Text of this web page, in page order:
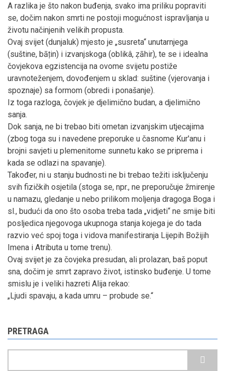
A razlika je što nakon buđenja, svako ima priliku popraviti
se, dočim nakon smrti ne postoji mogućnost ispravljanja u
životu načinjenih velikih propusta.
Ovaj svijet (dunjaluk) mjesto je „susreta“ unutarnjega
(suštine, bāṭin) i izvanjskoga (oblikâ, ẓāhir), te se i idealna
čovjekova egzistencija na ovome svijetu postiže
uravnoteženjem, dovođenjem u sklad: suštine (vjerovanja i
spoznaje) sa formom (obredi i ponašanje).
Iz toga razloga, čovjek je djelimično budan, a djelimično
sanja.
Dok sanja, ne bi trebao biti ometan izvanjskim utjecajima
(zbog toga su i navedene preporuke u časnome Kur'anu i
brojni savjeti u plemenitome sunnetu kako se priprema i
kada se odlazi na spavanje).
Također, ni u stanju budnosti ne bi trebao težiti isključenju
svih fizičkih osjetila (stoga se, npr., ne preporučuje žmirenje
u namazu, gledanje u nebo prilikom moljenja dragoga Boga i
sl., budući da ono što osoba treba tada „vidjeti“ ne smije biti
posljedica njegovoga ukupnoga stanja kojega je do tada
razvio već spoj toga i vidova manifestiranja Lijepih Božijih
Imena i Atributa u tome trenu).
Ovaj svijet je za čovjeka presudan, ali prolazan, baš poput
sna, dočim je smrt zapravo život, istinsko buđenje. U tome
smislu je i veliki hazreti Alija rekao:
„Ljudi spavaju, a kada umru – probude se.“
PRETRAGA